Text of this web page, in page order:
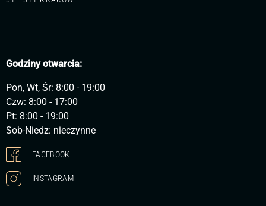
Godziny otwarcia:
Pon, Wt, Śr: 8:00 - 19:00
Czw: 8:00 - 17:00
Pt: 8:00 - 19:00
Sob-Niedz: nieczynne
FACEBOOK
INSTAGRAM